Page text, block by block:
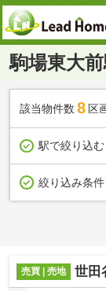
駒場東大
該当物件数 8 区
駅で絞り込む
絞り込み条件
売買 | 売地 世田